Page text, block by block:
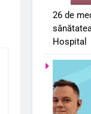
26 de
Hospital